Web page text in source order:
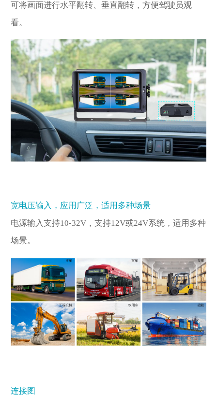
可将画面进行水平翻转、垂直翻转，方便驾驶员观
看。
宽电压输入，应用广泛，适用多种场景
电源输入支持10-32V，支持12V或24V系统，适用多种
场景。
连接图